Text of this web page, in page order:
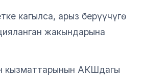
кагылса, арыз берүүчүгө
жакындарына
кызматтарынын АКШдагы